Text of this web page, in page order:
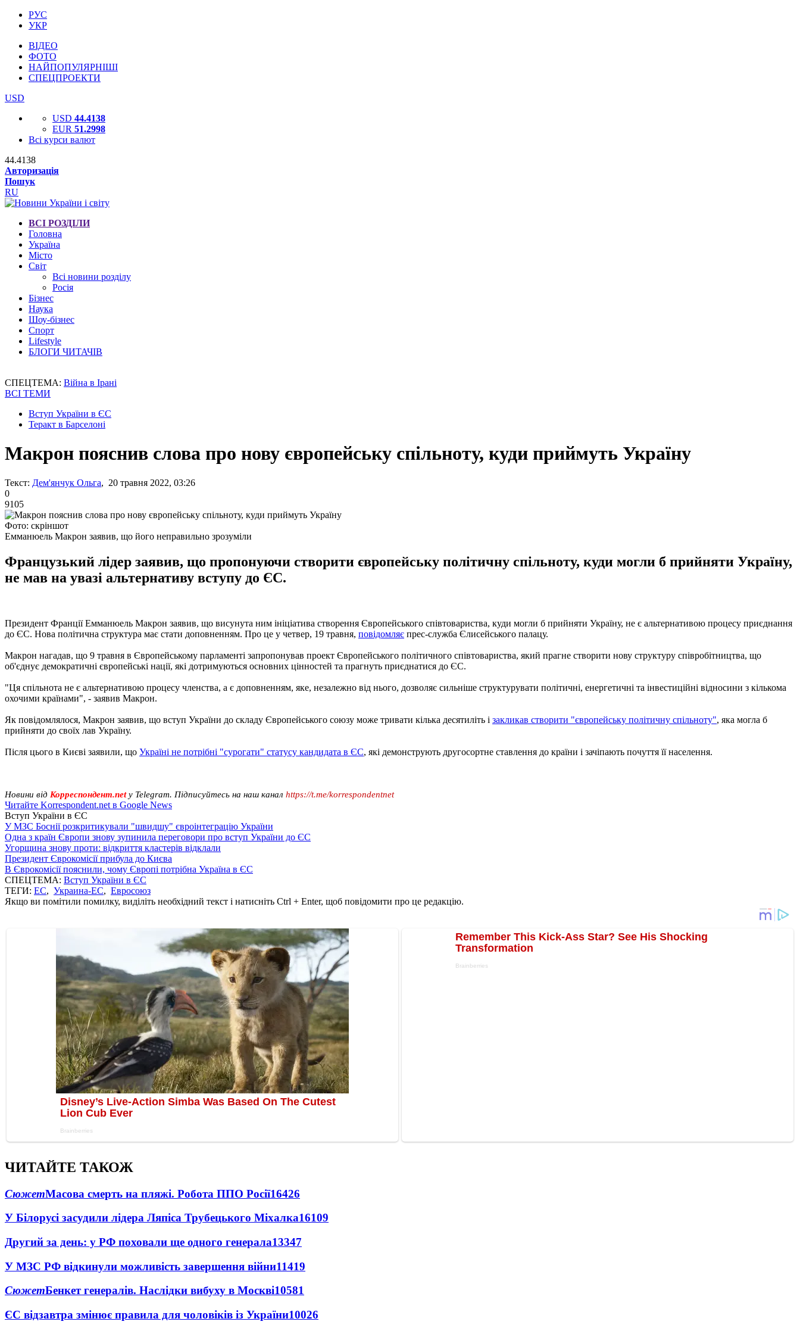
РУС
УКР
ВІДЕО
ФОТО
НАЙПОПУЛЯРНІШІ
СПЕЦПРОЕКТИ
USD
USD 44.4138
EUR 51.2998
Всі курси валют
44.4138
Авторизація
Пошук
RU
ВСІ РОЗДІЛИ
Головна
Україна
Місто
Світ
Всі новини розділу
Росія
Бізнес
Наука
Шоу-бізнес
Спорт
Lifestyle
БЛОГИ ЧИТАЧІВ
СПЕЦТЕМА: Війна в Ірані
ВСІ ТЕМИ
Вступ України в ЄС
Теракт в Барселоні
Макрон пояснив слова про нову європейську спільноту, куди приймуть Україну
Текст: Дем'янчук Ольга, 20 травня 2022, 03:26
0
9105
Фото: скріншот
Емманюель Макрон заявив, що його неправильно зрозуміли
Французький лідер заявив, що пропонуючи створити європейську політичну спільноту, куди могли б прийняти Україну,
не мав на увазі альтернативу вступу до ЄС.
Президент Франції Емманюель Макрон заявив, що висунута ним ініціатива створення Європейського співтовариства, куди могли б прийняти Україну, не є альтернативою процесу приєднання
до ЄС. Нова політична структура має стати доповненням. Про це у четвер, 19 травня, повідомляє прес-служба Єлисейського палацу.
Макрон нагадав, що 9 травня в Європейському парламенті запропонував проект Європейського політичного співтовариства, який прагне створити нову структуру співробітництва, що
об'єднує демократичні європейські нації, які дотримуються основних цінностей та прагнуть приєднатися до ЄС.
"Ця спільнота не є альтернативою процесу членства, а є доповненням, яке, незалежно від нього, дозволяє сильніше структурувати політичні, енергетичні та інвестиційні відносини з кількома
охочими країнами", - заявив Макрон.
Як повідомлялося, Макрон заявив, що вступ України до складу Європейського союзу може тривати кілька десятиліть і закликав створити "європейську політичну спільноту", яка могла б
прийняти до своїх лав Україну.
Після цього в Києві заявили, що Україні не потрібні "сурогати" статусу кандидата в ЄС, які демонструють другосортне ставлення до країни і зачіпають почуття її населення.
Новини від Корреспондент.netу Telegram. Підписуйтесь на наш канал https://t.me/korrespondentnet
Читайте Korrespondent.net в Google News
Вступ України в ЄС
У МЗС Боснії розкритикували "швидшу" євроінтеграцію України
Одна з країн Європи знову зупинила переговори про вступ України до ЄС
Угорщина знову проти: відкриття кластерів відклали
Президент Єврокомісії прибула до Києва
В Єврокомісії пояснили, чому Європі потрібна Україна в ЄС
СПЕЦТЕМА: Вступ України в ЄС
ТЕГИ: ЕС, Украина-ЕС, Евросоюз
Якщо ви помітили помилку, виділіть необхідний текст і натисніть Ctrl + Enter, щоб повідомити про це редакцію.
ЧИТАЙТЕ ТАКОЖ
СюжетМасова смерть на пляжі. Робота ППО Росії16426
У Білорусі засудили лідера Ляпіса Трубецького Міхалка16109
Другий за день: у РФ поховали ще одного генерала13347
У МЗС РФ відкинули можливість завершення війни11419
СюжетБенкет генералів. Наслідки вибуху в Москві10581
ЄС відзавтра змінює правила для чоловіків із України10026